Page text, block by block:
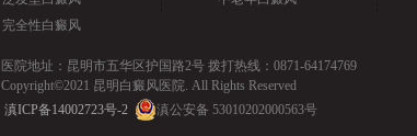
完全性白癜风
医院地址：昆明市五华区护国路2号 拨打热线：0871-64174769
Copyright©2021 昆明白癜风医院. All Rights Reserved
滇ICP备14002723号-2
滇公安备 53010202000563号